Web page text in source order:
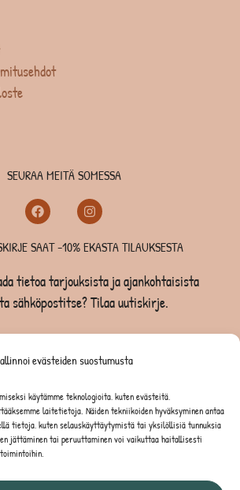
evästeiden suostumusta
käytämme teknologioita, kuten evästeitä,
laitetietoja. Näiden tekniikoiden hyväksyminen antaa
tietoja, kuten selauskäyttäytymistä tai yksilöllisiä tunnuksia
jättäminen tai peruuttaminen voi vaikuttaa haitallisesti
SEURAA MEITÄ SOMESSA
SAAT -10% EKASTA TILAUKSESTA
tietoa tarjouksista ja ajankohtaisista
sähköpostitse? Tilaa uutiskirje.
-10% EKASTA TILAUKSESTA
KISSOILLE
JYRSIJÖILLE